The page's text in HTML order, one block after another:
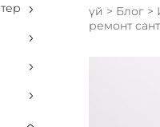
үй > Блог>
ремонт